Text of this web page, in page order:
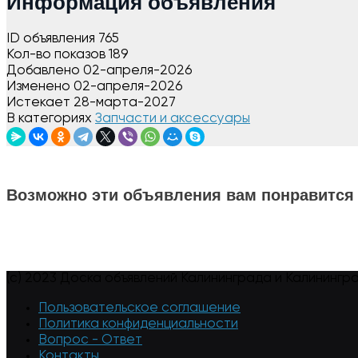
ID объявления 765
Кол-во показов 189
Добавлено 02-апреля-2026
Изменено 02-апреля-2026
Истекает 28-марта-2027
В категориях Запчасти и аксессуары
Возможно эти объявления вам понравится
Пользовательское соглашение
Политика конфиденциальности
Вопрос - Ответ